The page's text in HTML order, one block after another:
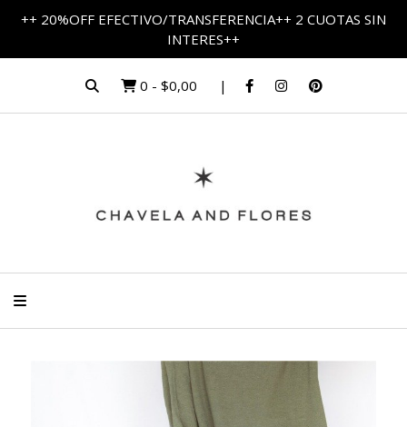
++ 20%OFF EFECTIVO/TRANSFERENCIA++ 2 CUOTAS SIN
INTERES++
0 - $0,00